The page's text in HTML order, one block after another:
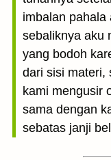
imbalan pahala
sebaliknya aku
yang bodoh
dari sisi materi,
kami mengusir
sama dengan
sebatas janji